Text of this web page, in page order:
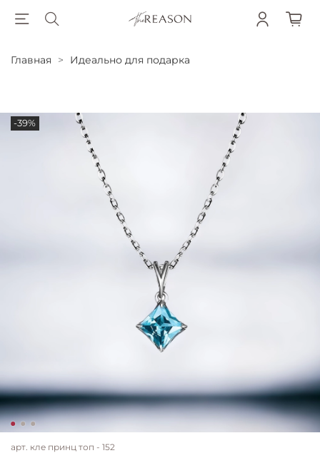
Главная Идеально для подарка
-39%
арт. кле принц топ - 152